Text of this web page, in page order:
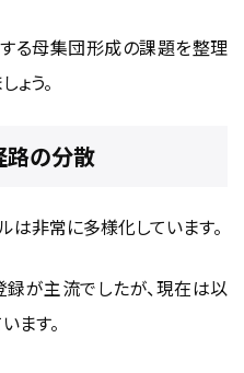
る母集団形成の課題を整理
ょう。
路の分散
は非常に多様化しています。
が主流でしたが、現在は以
ます。